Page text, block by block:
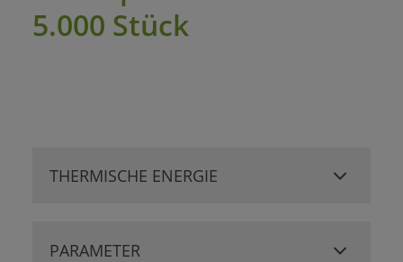
5.000 Stück
THERMISCHE ENERGIE
PARAMETER